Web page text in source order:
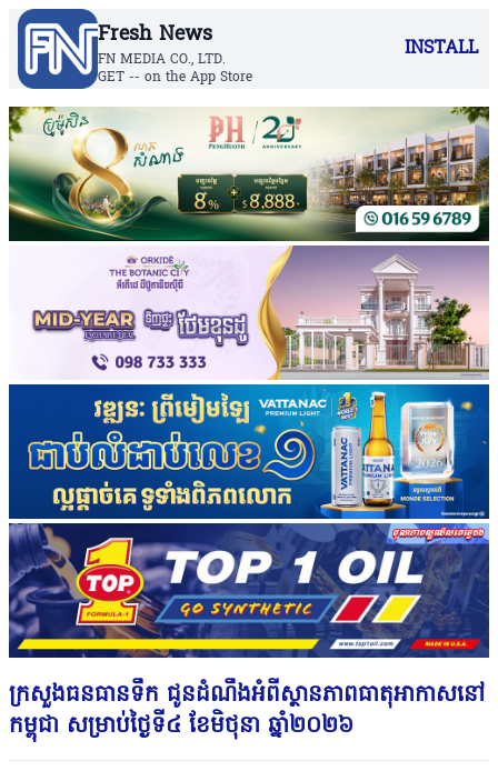
Fresh News
FN MEDIA CO., LTD.
GET -- on the App Store
INSTALL
ក្រសួងធនធានទឹក ជូនដំណឹងអំពីស្ថានភាពធាតុអាកាសនៅ
កម្ពុជា សម្រាប់ថ្ងៃទី៤ ខែមិថុនា ឆ្នាំ២០២៦